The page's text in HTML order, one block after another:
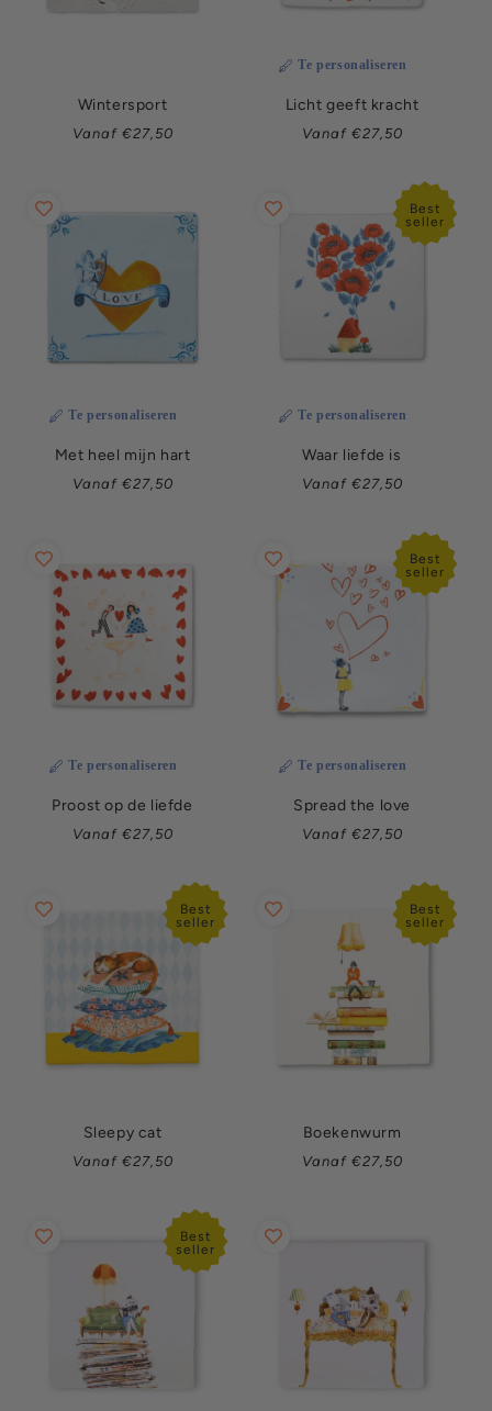
Wintersport
Normale
Vanaf €27,50
Te personaliseren
Licht geeft kracht
Normale
Vanaf €27,50
Te personaliseren
Met heel mijn hart
Normale
Vanaf €27,50
Best
seller
Te personaliseren
Waar liefde is
Normale
Vanaf €27,50
Te personaliseren
Proost op de liefde
Normale
Vanaf €27,50
Best
seller
Te personaliseren
Spread the love
Normale
Vanaf €27,50
Best
seller
Sleepy cat
Normale
Vanaf €27,50
Best
seller
Boekenwurm
Normale
Vanaf €27,50
Best
seller